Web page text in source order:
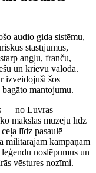
audio gida sistēmu,
stāstījumus,
angļu, franču,
un krievu valodā.
izveidojuši šos
mantojumu.
— no Luvras
mākslas muzeju līdz
līdz pasaulē
militārajām kampaņām
noslēpumus un
vēstures nozīmi.